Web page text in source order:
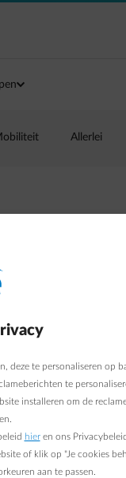
Allerlei
lampen tot
checklist
deze te personaliseren op
te
installeren om de
hieren ons
of klik op "Je cookies
aan te passen.